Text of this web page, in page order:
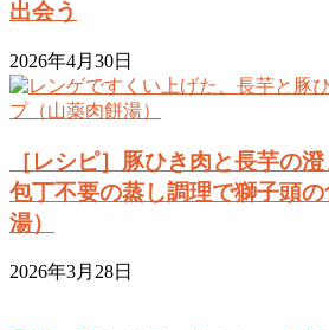
出会う
2026年4月30日
［レシピ］豚ひき肉と長芋の澄
包丁不要の蒸し調理で獅子頭
湯）
2026年3月28日